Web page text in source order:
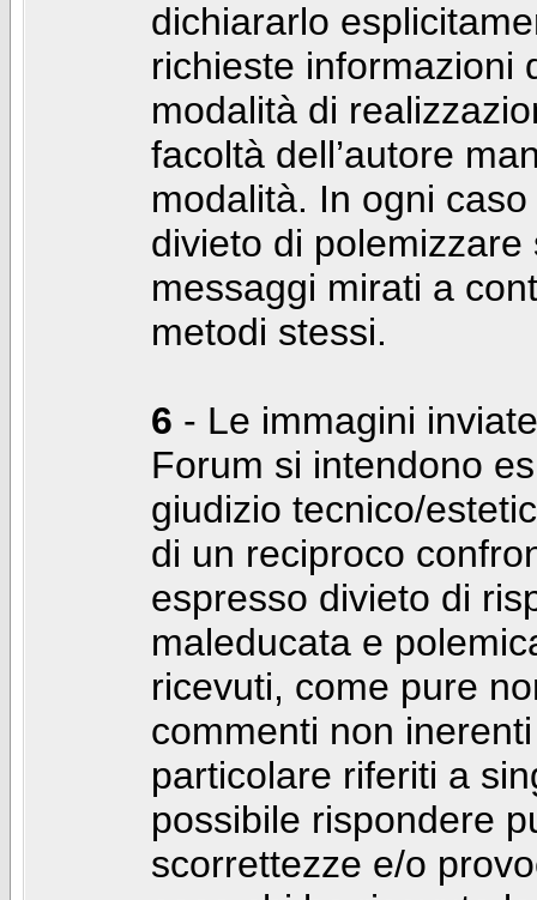
dichiararlo
richieste informazioni
modalità di
facoltà dell’autore
modalità. In ogni
divieto di
messaggi mirati a
metodi stessi.
6 - Le immagini
Forum si intendono
giudizio tecnico/
di un reciproco
espresso divieto di
maleducata e
ricevuti, come pure
commenti non
particolare riferiti a
possibile rispondere
scorrettezze e/o